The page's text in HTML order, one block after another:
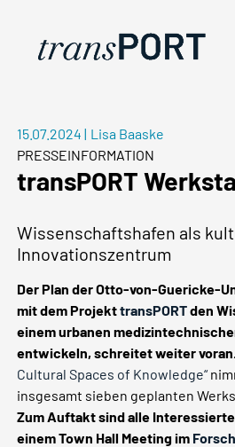
15.07.2024 | Lisa Baaske
PRESSEINFORMATION
transPORT
Wissenschaftshafen als
Innovationszentrum
Der Plan der Otto-von-Guericke-
mit dem ProjekttransPORTden
einem urbanen
entwickeln, schreitet weiter
Cultural Spaces of Knowledge“
insgesamt sieben geplanten
Zum Auftakt sind alle
einem Town Hall Meeting im